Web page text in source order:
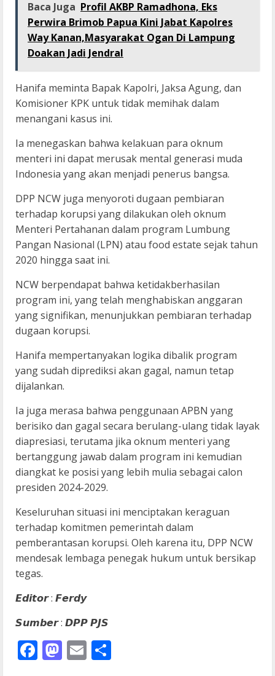
Baca Juga Profil AKBP Ramadhona, Eks
Perwira Brimob Papua Kini Jabat Kapolres
Way Kanan,Masyarakat Ogan Di Lampung
Doakan Jadi Jendral
Hanifa meminta Bapak Kapolri, Jaksa Agung, dan
Komisioner KPK untuk tidak memihak dalam
menangani kasus ini.
Ia menegaskan bahwa kelakuan para oknum
menteri ini dapat merusak mental generasi muda
Indonesia yang akan menjadi penerus bangsa.
DPP NCW juga menyoroti dugaan pembiaran
terhadap korupsi yang dilakukan oleh oknum
Menteri Pertahanan dalam program Lumbung
Pangan Nasional (LPN) atau food estate sejak tahun
2020 hingga saat ini.
NCW berpendapat bahwa ketidakberhasilan
program ini, yang telah menghabiskan anggaran
yang signifikan, menunjukkan pembiaran terhadap
dugaan korupsi.
Hanifa mempertanyakan logika dibalik program
yang sudah diprediksi akan gagal, namun tetap
dijalankan.
Ia juga merasa bahwa penggunaan APBN yang
berisiko dan gagal secara berulang-ulang tidak layak
diapresiasi, terutama jika oknum menteri yang
bertanggung jawab dalam program ini kemudian
diangkat ke posisi yang lebih mulia sebagai calon
presiden 2024-2029.
Keseluruhan situasi ini menciptakan keraguan
terhadap komitmen pemerintah dalam
pemberantasan korupsi. Oleh karena itu, DPP NCW
mendesak lembaga penegak hukum untuk bersikap
tegas.
𝙀𝙙𝙞𝙩𝙤𝙧 : 𝙁𝙚𝙧𝙙𝙮
𝙎𝙪𝙢𝙗𝙚𝙧 : 𝘿𝙋𝙋 𝙋𝙅𝙎
Facebook
Mastodon
Email